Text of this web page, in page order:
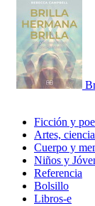
Ficción y
Artes,
Cuerpo y
Niños y
Referencia
Bolsillo
Libros-e